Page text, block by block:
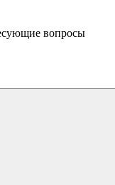
вопросы